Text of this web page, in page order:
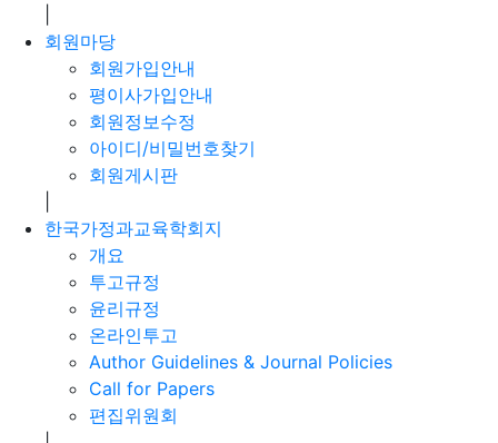
회원마당
회원가입안내
평이사가입안내
회원정보수정
아이디/비밀번호찾기
회원게시판
한국가정과교육학회지
개요
투고규정
윤리규정
온라인투고
Author Guidelines & Journal Policies
Call for Papers
편집위원회